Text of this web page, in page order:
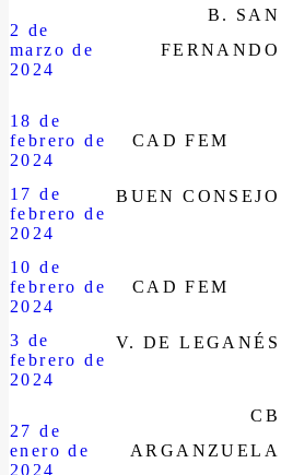
2 de
marzo de
2024
B. SAN
FERNANDO
18 de
febrero de
2024
CAD FEM
17 de
febrero de
2024
BUEN CONSEJO
10 de
febrero de
2024
CAD FEM
3 de
febrero de
2024
V. DE LEGANÉS
27 de
enero de
2024
CB
ARGANZUELA